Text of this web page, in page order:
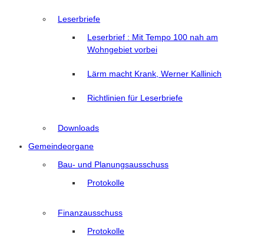
Leserbriefe
Leserbrief : Mit Tempo 100 nah am
Wohngebiet vorbei
Lärm macht Krank, Werner Kallinich
Richtlinien für Leserbriefe
Downloads
Gemeindeorgane
Bau- und Planungsausschuss
Protokolle
Finanzausschuss
Protokolle